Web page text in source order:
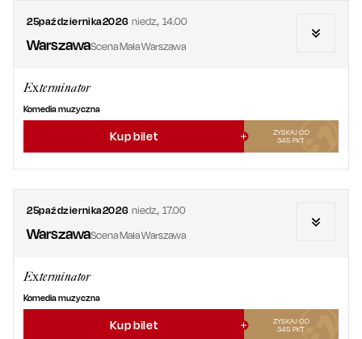
25października2026 niedz.,14.00
WarszawaScena Mała Warszawa
Exterminator
Komedia muzyczna
Kup bilet
ZYSKAJ OD
345 PKT
25października2026 niedz.,17.00
WarszawaScena Mała Warszawa
Exterminator
Komedia muzyczna
Kup bilet
ZYSKAJ OD
345 PKT